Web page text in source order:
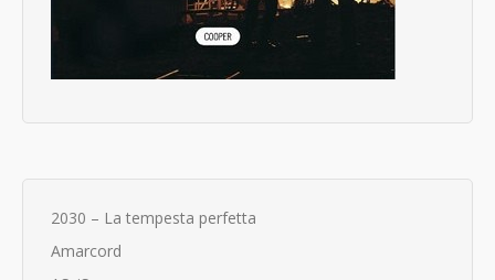
2030 – La tempesta perfetta
Amarcord